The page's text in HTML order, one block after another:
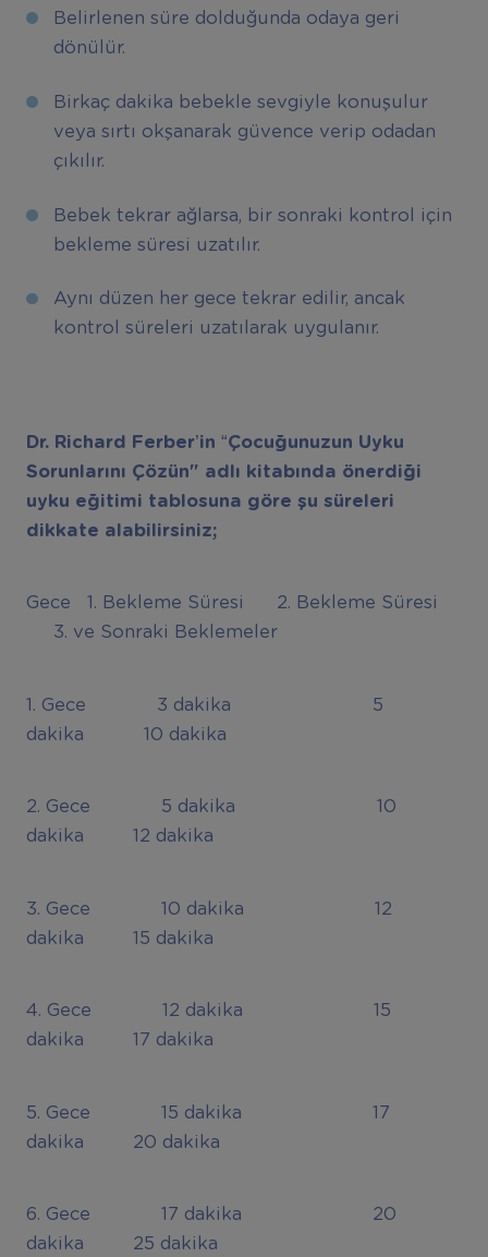
Belirlenen süre dolduğunda odaya geri
dönülür.
Birkaç dakika bebekle sevgiyle konuşulur
veya sırtı okşanarak güvence verip odadan
çıkılır.
Bebek tekrar ağlarsa, bir sonraki kontrol için
bekleme süresi uzatılır.
Aynı düzen her gece tekrar edilir, ancak
kontrol süreleri uzatılarak uygulanır.
Dr. Richard Ferber’in “Çocuğunuzun Uyku
Sorunlarını Çözün" adlı kitabında önerdiği
uyku eğitimi tablosuna göre şu süreleri
dikkate alabilirsiniz;
Gece 1. Bekleme Süresi 2. Bekleme Süresi
3. ve Sonraki Beklemeler
1. Gece 3 dakika 5
dakika 10 dakika
2. Gece 5 dakika 10
dakika 12 dakika
3. Gece 10 dakika 12
dakika 15 dakika
4. Gece 12 dakika 15
dakika 17 dakika
5. Gece 15 dakika 17
dakika 20 dakika
6. Gece 17 dakika 20
dakika 25 dakika